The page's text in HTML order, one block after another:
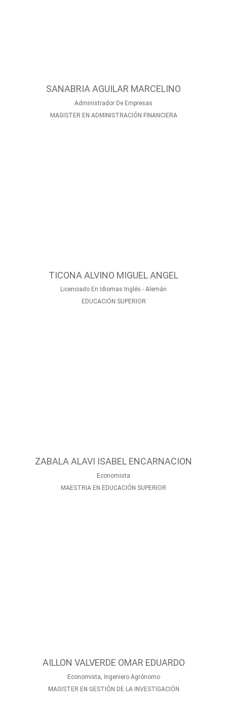
SANABRIA AGUILAR MARCELINO
Administrador De Empresas
MAGISTER EN ADMINISTRACIÓN FINANCIERA
TICONA ALVINO MIGUEL ANGEL
Licenciado En Idiomas Inglés - Alemán
EDUCACIÓN SUPERIOR
ZABALA ALAVI ISABEL ENCARNACION
Economista
MAESTRIA EN EDUCACIÓN SUPERIOR
AILLON VALVERDE OMAR EDUARDO
Economista, Ingeniero Agrónomo
MAGISTER EN GESTIÓN DE LA INVESTIGACIÓN